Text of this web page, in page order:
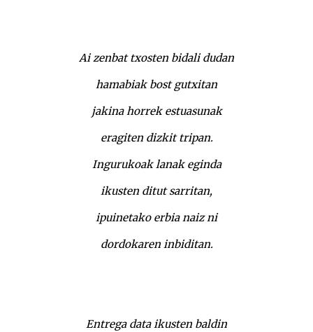
Ai zenbat txosten bidali dudan
hamabiak bost gutxitan
jakina horrek estuasunak
eragiten dizkit tripan.
Ingurukoak lanak eginda
ikusten ditut sarritan,
ipuinetako erbia naiz ni
dordokaren inbiditan.
Entrega data ikusten baldin